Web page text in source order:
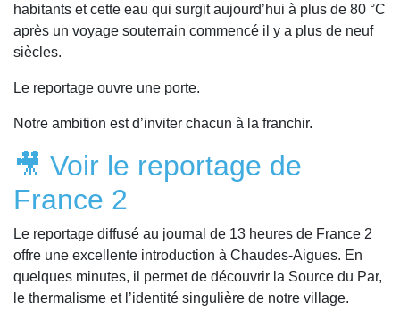
habitants et cette eau qui surgit aujourd’hui à plus de 80 °C
après un voyage souterrain commencé il y a plus de neuf
siècles.
Le reportage ouvre une porte.
Notre ambition est d’inviter chacun à la franchir.
🎥 Voir le reportage de
France 2
Le reportage diffusé au journal de 13 heures de France 2
offre une excellente introduction à Chaudes-Aigues. En
quelques minutes, il permet de découvrir la Source du Par,
le thermalisme et l’identité singulière de notre village.